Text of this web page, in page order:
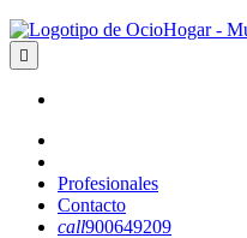

Profesionales
Contacto
call900649209